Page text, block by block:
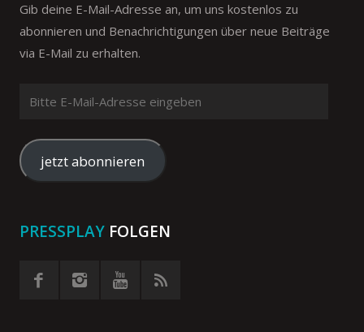
Gib deine E-Mail-Adresse an, um uns kostenlos zu
abonnieren und Benachrichtigungen über neue Beiträge
via E-Mail zu erhalten.
Mail-
Adresse
eingeben
jetzt abonnieren
PRESSPLAY FOLGEN